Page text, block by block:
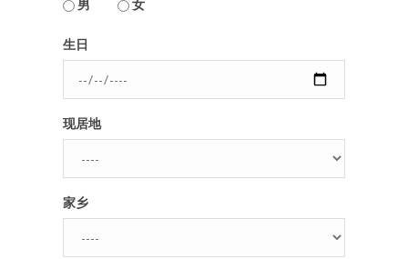
记住我的登录状态
没帐号？注册一个
品牌的力量
男
女
生日
现居地
家乡